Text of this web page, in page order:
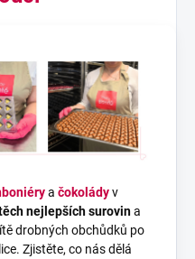
a čokoládyv
nejlepších surovina
drobných obchůdků po
Zjistěte, co nás dělá